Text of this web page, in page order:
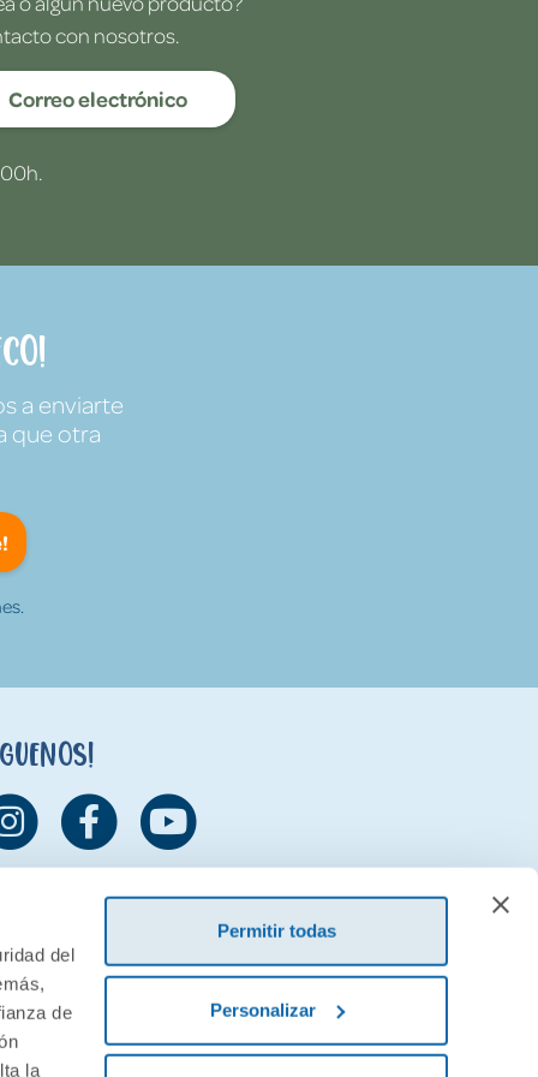
del
de
la
Permitir todas
Personalizar
con nosotros.
Correo electrónico
a enviarte
que otra